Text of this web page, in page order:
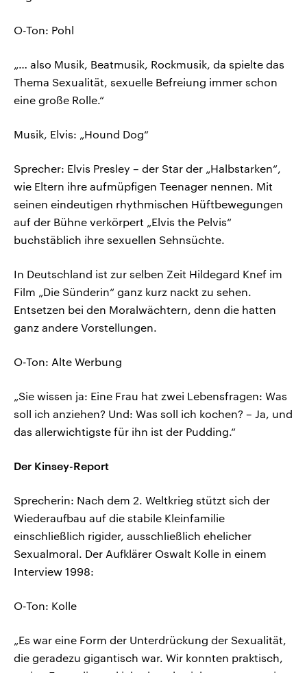
O-Ton: Pohl
„… also Musik, Beatmusik, Rockmusik, da spielte das
Thema Sexualität, sexuelle Befreiung immer schon
eine große Rolle.“
Musik, Elvis: „Hound Dog“
Sprecher: Elvis Presley – der Star der „Halbstarken“,
wie Eltern ihre aufmüpfigen Teenager nennen. Mit
seinen eindeutigen rhythmischen Hüftbewegungen
auf der Bühne verkörpert „Elvis the Pelvis“
buchstäblich ihre sexuellen Sehnsüchte.
In Deutschland ist zur selben Zeit Hildegard Knef im
Film „Die Sünderin“ ganz kurz nackt zu sehen.
Entsetzen bei den Moralwächtern, denn die hatten
ganz andere Vorstellungen.
O-Ton: Alte Werbung
„Sie wissen ja: Eine Frau hat zwei Lebensfragen: Was
soll ich anziehen? Und: Was soll ich kochen? – Ja, und
das allerwichtigste für ihn ist der Pudding.“
Der Kinsey-Report
Sprecherin: Nach dem 2. Weltkrieg stützt sich der
Wiederaufbau auf die stabile Kleinfamilie
einschließlich rigider, ausschließlich ehelicher
Sexualmoral. Der Aufklärer Oswalt Kolle in einem
Interview 1998:
O-Ton: Kolle
„Es war eine Form der Unterdrückung der Sexualität,
die geradezu gigantisch war. Wir konnten praktisch,